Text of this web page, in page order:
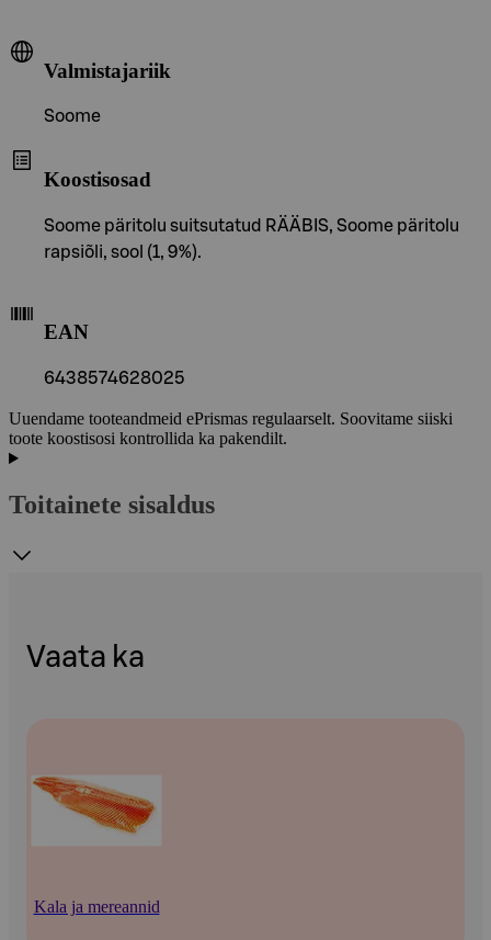
Valmistajariik
Soome
Koostisosad
Soome päritolu suitsutatud RÄÄBIS, Soome päritolu
rapsiõli, sool (1, 9%).
EAN
6438574628025
Uuendame tooteandmeid ePrismas regulaarselt. Soovitame siiski
toote koostisosi kontrollida ka pakendilt.
Toitainete sisaldus
Vaata ka
Kala ja mereannid